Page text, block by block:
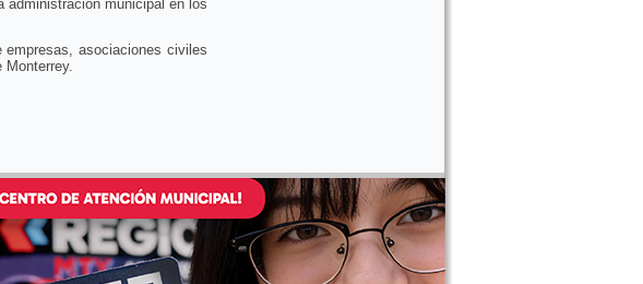
administración municipal en los
empresas, asociaciones civiles
Monterrey.